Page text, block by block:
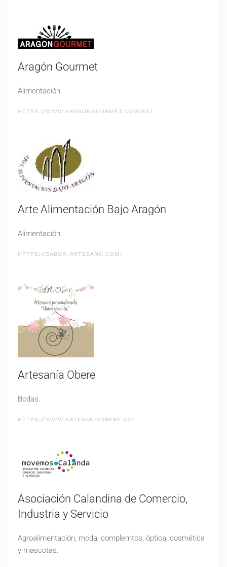
Aragón Gourmet
Alimentación.
HTTPS://WWW.ARAGONGOURMET.COM/ES/
Arte Alimentación Bajo Aragón
Alimentación.
HTTPS://SABOR-ARTESANO.COM/
Artesanía Obere
Bodas.
HTTPS://WWW.ARTESANIAOBERE.ES/
Asociación Calandina de Comercio,
Industria y Servicio
Agroalimentación, moda, complemtos, óptica, cosmética
y mascotas.